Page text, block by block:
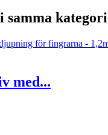
samma
med...